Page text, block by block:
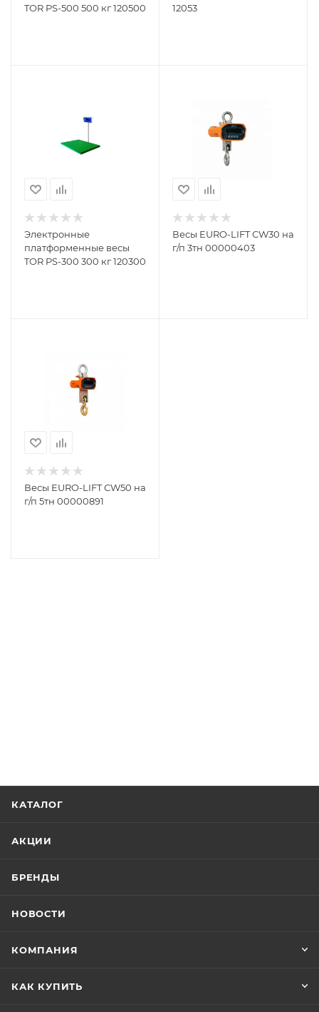
TOR PS-500 500 кг 120500
12053
Электронные
платформенные весы
TOR PS-300 300 кг 120300
Весы EURO-LIFT СW30 на
г/п 3тн 00000403
Весы EURO-LIFT СW50 на
г/п 5тн 00000891
КАТАЛОГ
АКЦИИ
БРЕНДЫ
НОВОСТИ
КОМПАНИЯ
КАК КУПИТЬ